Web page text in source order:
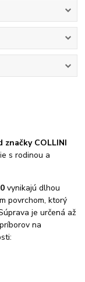
COLLINI
s rodinou a
vynikajú dlhou
povrchom, ktorý
je určená až
na